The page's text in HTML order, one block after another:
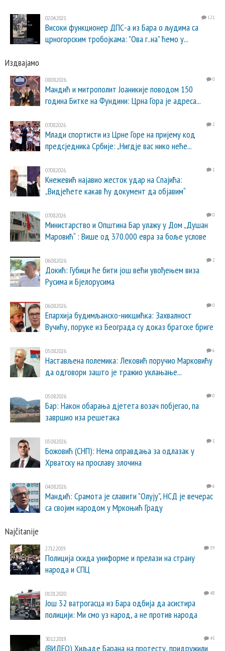
02.04.2021. 121
Високи функционер ДПС-а из Бара о људима са
црногорским тробојкама: "Ова г..на" ћемо у...
Издвајамо
08.08.2026. 0
Мандић и митрополит Јоаникије поводом 150
година Битке на Фундини: Црна Гора је адреса...
07.08.2026. 2
Млади спортисти из Црне Горе на пријему код
предсједника Србије: „Нигдје вас нико неће...
07.08.2026. 1
Кнежевић најавио жесток удар на Спајића:
„Видјећете какав ћу документ да објавим“
07.08.2026. 0
Министарство и Општина Бар улажу у Дом „Душан
Маровић“ : Више од 370.000 евра за боље услове
06.08.2026. 2
Докић: Губици ће бити још већи увођењем виза
Русима и Бјелорусима
06.08.2026. 0
Епархија будимљанско-никшићка: Захвалност
Вучићу, поруке из Београда су доказ братске бриге
05.08.2026. 6
Настављена полемика: Лековић поручио Марковићу
да одговори зашто је тражио уклањање...
05.08.2026. 0
Бар: Након обарања дјетета возач побјегао, па
завршио иза решетака
05.08.2026. 1
Божовић (СНП): Нема оправдања за одлазак у
Хрватску на прославу злочина
04.08.2026. 6
Мандић: Срамота је славити "Олују", НСД је вечерас
са својим народом у Мркоњић Граду
Najčitanije
27.12.2019. 39
Полиција скида униформе и прелази на страну
народа и СПЦ
01.01.2020. 48
Још 32 ватрогасца из Бара одбија да асистира
полицији: Ми смо уз народ, а не против народа
30.12.2019. 45
(ВИДЕО) Хиљаде Барана на протесту, придружили